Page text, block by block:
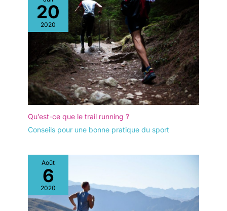
20
2020
Qu’est-ce que le trail running ?
Conseils pour une bonne pratique du sport
Août
6
2020